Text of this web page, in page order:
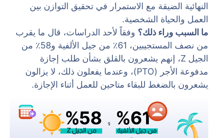
النهائية الضيقة مع الاستمرار في تحقيق التوازن بين
العمل والحياة الشخصية.
ما السبب وراء ذلك؟ وفقاً لأحد الدراسات، قال ما يقرب
من نصف المستجيبين، 61٪ من جيل الألفية و58٪ من
الجيل Z، إنهم يشعرون بالقلق بشأن طلب إجازة
مدفوعة الأجر (PTO)، وعندما يفعلون ذلك، لا يزالون
يشعرون بالضغط للبقاء متاحين للعمل أثناء الإجازة.